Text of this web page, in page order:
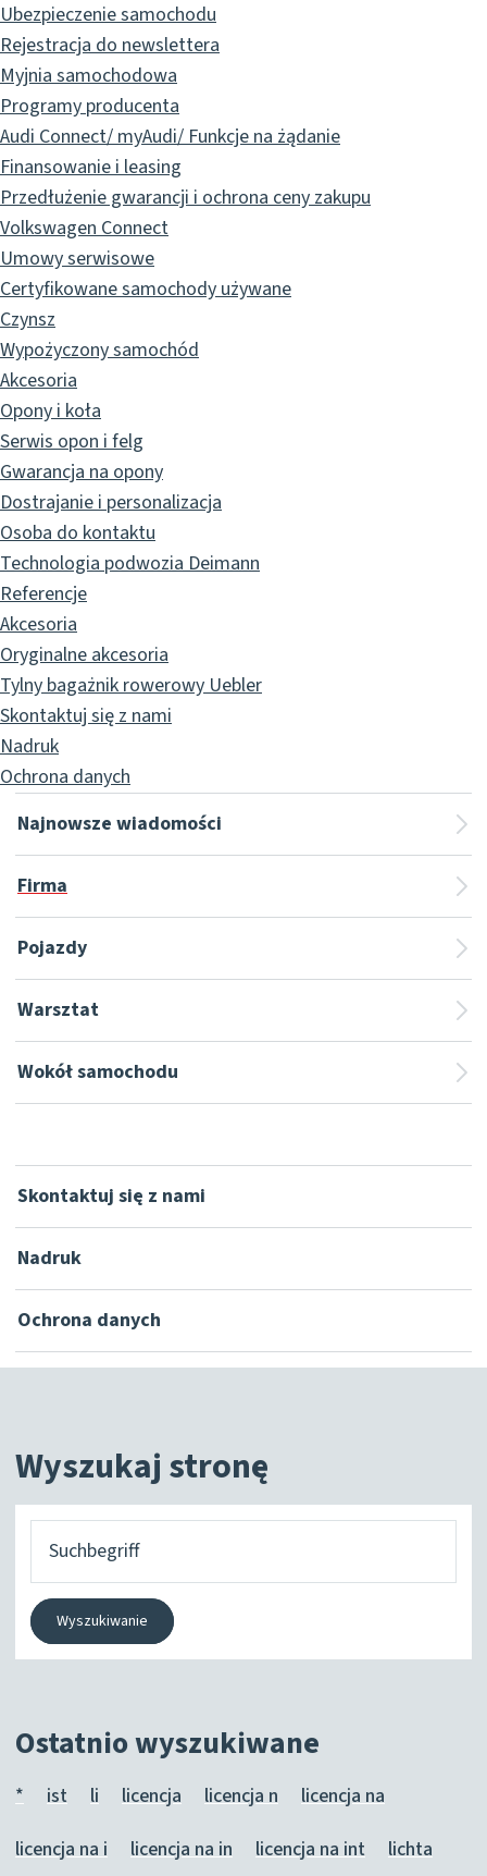
Ubezpieczenie samochodu
Rejestracja do newslettera
Myjnia samochodowa
Programy producenta
Audi Connect/ myAudi/ Funkcje na żądanie
Finansowanie i leasing
Przedłużenie gwarancji i ochrona ceny zakupu
Volkswagen Connect
Umowy serwisowe
Certyfikowane samochody używane
Czynsz
Wypożyczony samochód
Akcesoria
Opony i koła
Serwis opon i felg
Gwarancja na opony
Dostrajanie i personalizacja
Osoba do kontaktu
Technologia podwozia Deimann
Referencje
Akcesoria
Oryginalne akcesoria
Tylny bagażnik rowerowy Uebler
Skontaktuj się z nami
Nadruk
Ochrona danych
Najnowsze wiadomości
Firma
Pojazdy
Warsztat
Wokół samochodu
Skontaktuj się z nami
Nadruk
Ochrona danych
Wyszukaj stronę
szukasz?
Wyszukiwanie
Ostatnio wyszukiwane
* ist li licencja licencja n
licencja na
licencja na i
licencja na in licencja na int lichta